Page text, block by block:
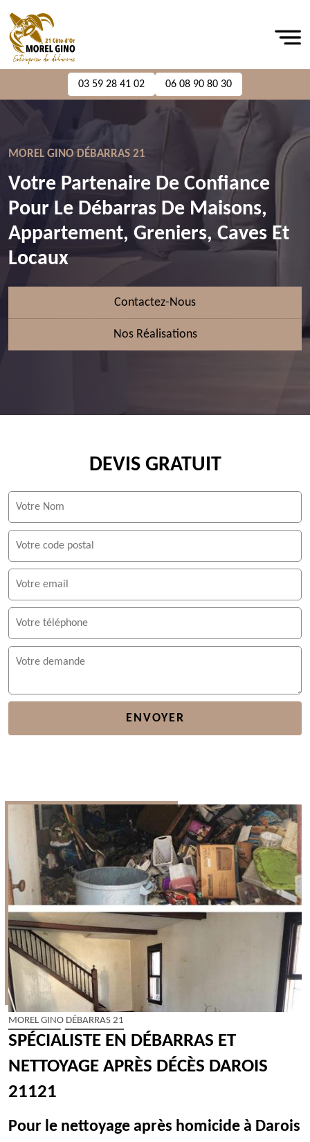
03 59 28 41 02 06 08 90 80 30
MOREL GINO DÉBARRAS 21
Votre Partenaire De Confiance
Pour Le Débarras De Maisons,
Appartement, Greniers, Caves Et
Locaux
Contactez-Nous
Nos Réalisations
DEVIS GRATUIT
MOREL GINO DÉBARRAS 21
SPÉCIALISTE EN DÉBARRAS ET
NETTOYAGE APRÈS DÉCÈS DAROIS
21121
Pour le nettoyage après homicide à Darois